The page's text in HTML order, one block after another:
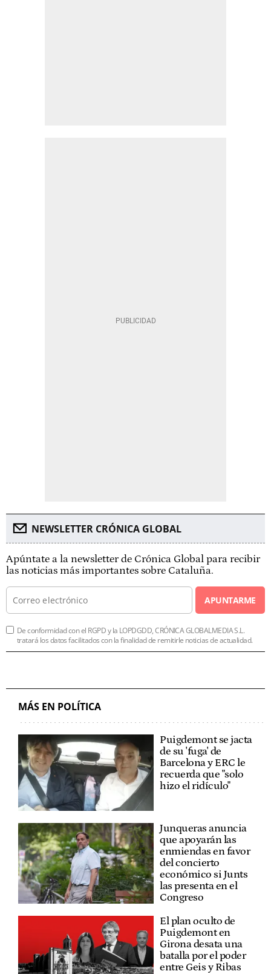
NEWSLETTER CRÓNICA GLOBAL
Apúntate a la newsletter de Crónica Global para recibir
las noticias más importantes sobre Cataluña.
APUNTARME
De conformidad con el RGPD y la LOPDGDD, CRÓNICA GLOBALMEDIA S.L.
tratará los datos facilitados con la finalidad de remitirle noticias de actualidad.
MÁS EN POLÍTICA
Puigdemont se jacta
de su 'fuga' de
Barcelona y ERC le
recuerda que "solo
hizo el ridículo"
Junqueras anuncia
que apoyarán las
enmiendas en favor
del concierto
económico si Junts
las presenta en el
Congreso
El plan oculto de
Puigdemont en
Girona desata una
batalla por el poder
entre Geis y Ribas